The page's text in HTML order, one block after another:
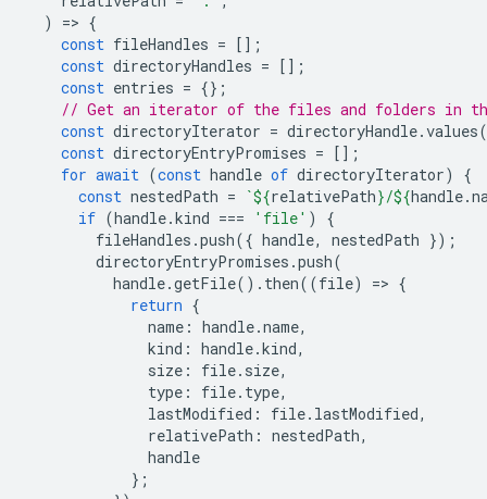
)
=> {
const fileHandles = [];
const directoryHandles = [];
const entries = {};
// Get an iterator of the files and folders in
const directoryIterator = directoryHandle.values
const directoryEntryPromises = [];
for await (const handle of directoryIterator)
{
const nestedPath = `${relativePath}/${handle.
if (handle.kind === 'file' )
{
fileHandles .push({ handle, nestedPath });
directoryEntryPromises .push(
handle.getFile(). then((file) => {
return {
name : handle.name,
kind : handle.kind,
size : file. size,
type : file. type,
lastModified : file. lastModified,
relativePath : nestedPath,
handle
};